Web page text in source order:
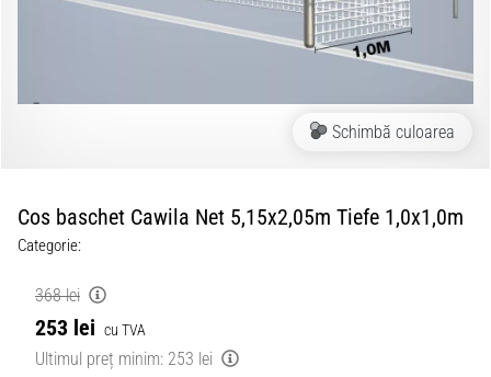
Schimbă culoarea
Cos baschet Cawila Net 5,15x2,05m Tiefe 1,0x1,0m
Categorie:
368 lei
253 lei cu TVA
Ultimul preț minim: 253 lei